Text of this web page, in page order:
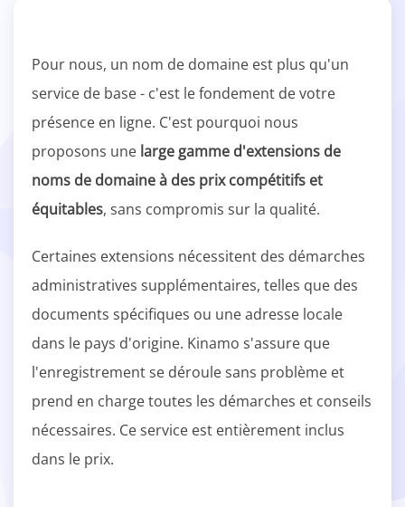
Pour nous, un nom de domaine est plus qu'un
service de base - c'est le fondement de votre
présence en ligne. C'est pourquoi nous
proposons une large gamme d'extensions de
noms de domaine à des prix compétitifs et
équitables, sans compromis sur la qualité.
Certaines extensions nécessitent des démarches
administratives supplémentaires, telles que des
documents spécifiques ou une adresse locale
dans le pays d'origine. Kinamo s'assure que
l'enregistrement se déroule sans problème et
prend en charge toutes les démarches et conseils
nécessaires. Ce service est entièrement inclus
dans le prix.